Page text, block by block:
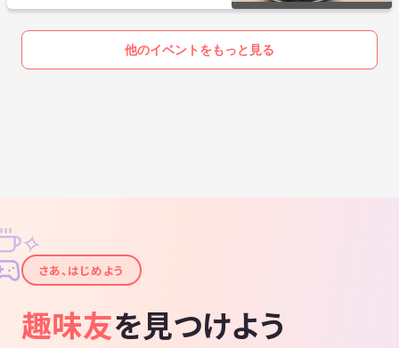
他のイベントをもっと見る
✦
✧
さあ、はじめよう
趣味友を見つけよう